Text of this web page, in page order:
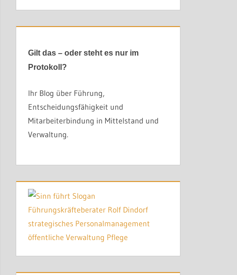
Gilt das – oder steht es nur im
Protokoll?
Ihr Blog über Führung,
Entscheidungsfähigkeit und
Mitarbeiterbindung in Mittelstand und
Verwaltung.
beginnt dort, wo Entscheidungen Klarheit, Mandat und
In die Organisation. Und irgendwann in die eigene
liegt das Problem nicht in der Motivation der Beteiligten.
geklärt hat, wer wirklich entscheiden darf – und was
dem GILT-Prinzip klärt genau das. In einem oder zwei